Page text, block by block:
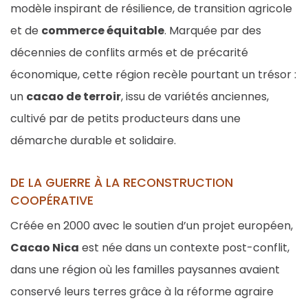
modèle inspirant de résilience, de transition agricole
et de commerce équitable. Marquée par des
décennies de conflits armés et de précarité
économique, cette région recèle pourtant un trésor :
un cacao de terroir, issu de variétés anciennes,
cultivé par de petits producteurs dans une
démarche durable et solidaire.
DE LA GUERRE À LA RECONSTRUCTION
COOPÉRATIVE
Créée en 2000 avec le soutien d’un projet européen,
Cacao Nica est née dans un contexte post-conflit,
dans une région où les familles paysannes avaient
conservé leurs terres grâce à la réforme agraire